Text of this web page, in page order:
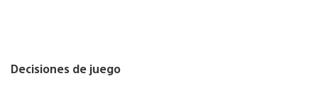
Decisiones de juego